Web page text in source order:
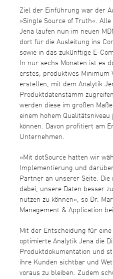
Ziel der Einführung war der
»Single Source of Truth«.
Jena laufen nun im neuen
dort für die Ausleitung ins
sowie in das zukünftige E-
In nur sechs Monaten ist es
erstes, produktives Minimum
erstellen, mit dem Analytik
Produktdatenstamm
werden diese im großen
einem hohem
können. Davon profitiert am
Unternehmen.
»Mit dotSource hatten wir
Implementierung und
Partner an unserer Seite.
dabei, unsere Daten besser
nutzen zu können«, so Dr.
Management & Application
Mit der Entscheidung für
optimierte Analytik Jena die
Produktdokumentation und
ihre Kunden sichtbar und
voraus zu bleiben. Zudem